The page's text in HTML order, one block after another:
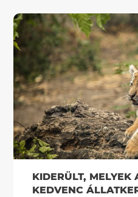
KIDERÜLT, MELYEK
KEDVENC